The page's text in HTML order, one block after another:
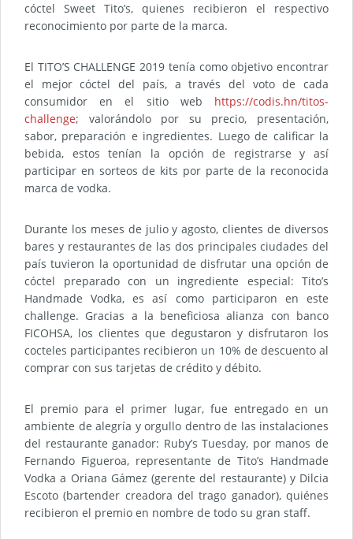
cóctel Sweet Tito’s, quienes recibieron el respectivo
reconocimiento por parte de la marca.
El TITO’S CHALLENGE 2019 tenía como objetivo encontrar
el mejor cóctel del país, a través del voto de cada
consumidor en el sitio web https://codis.hn/titos-
challenge; valorándolo por su precio, presentación,
sabor, preparación e ingredientes. Luego de calificar la
bebida, estos tenían la opción de registrarse y así
participar en sorteos de kits por parte de la reconocida
marca de vodka.
Durante los meses de julio y agosto, clientes de diversos
bares y restaurantes de las dos principales ciudades del
país tuvieron la oportunidad de disfrutar una opción de
cóctel preparado con un ingrediente especial: Tito’s
Handmade Vodka, es así como participaron en este
challenge. Gracias a la beneficiosa alianza con banco
FICOHSA, los clientes que degustaron y disfrutaron los
cocteles participantes recibieron un 10% de descuento al
comprar con sus tarjetas de crédito y débito.
El premio para el primer lugar, fue entregado en un
ambiente de alegría y orgullo dentro de las instalaciones
del restaurante ganador: Ruby’s Tuesday, por manos de
Fernando Figueroa, representante de Tito’s Handmade
Vodka a Oriana Gámez (gerente del restaurante) y Dilcia
Escoto (bartender creadora del trago ganador), quiénes
recibieron el premio en nombre de todo su gran staff.